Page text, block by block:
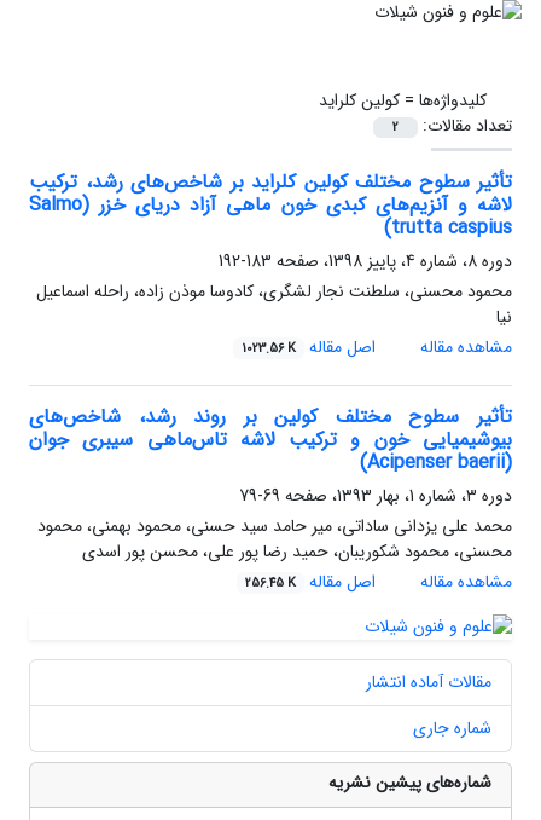
کلیدواژه‌ها =کولین کلراید
تعداد مقالات:
2
تأثیر سطوح مختلف کولین کلراید بر شاخص‌های رشد، ترکیب
لاشه و آنزیم‌های کبدی خون ماهی آزاد دریای خزر (Salmo
trutta caspius)
دوره 8، شماره 4، پاییز 1398، صفحه
183-192
محمود محسنی، سلطنت نجار لشگری، کادوسا موذن زاده، راحله اسماعیل
نیا
مشاهده مقاله
اصل مقاله 1023.56 K
تأثیر سطوح مختلف کولین بر روند رشد، شاخص‌های
بیوشیمیایی خون و ترکیب لاشه تاس‌ماهی سیبری جوان
(Acipenser baerii)
دوره 3، شماره 1، بهار 1393، صفحه
69-79
محمد علی یزدانی ساداتی، میر حامد سید حسنی، محمود بهمنی، محمود
محسنی، محمود شکوریبان، حمید رضا پور علی، محسن پور اسدی
مشاهده مقاله
اصل مقاله 256.45 K
مقالات آماده انتشار
شماره جاری
شماره‌های پیشین نشریه